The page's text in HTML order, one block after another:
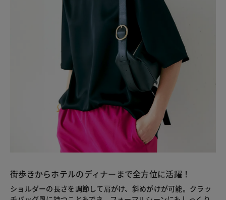
街歩きからホテルのディナーまで全方位に活躍！
ショルダーの長さを調節して肩がけ、斜めがけが可能。クラッ